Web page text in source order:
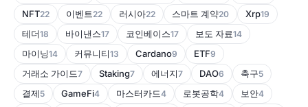
NFT22 이벤트 22 러시아22 스마트 계약20 Xrp19
테더18 바이낸스17 코인베이스17 보도 자료14
마이닝14 커뮤니티13 Cardano9 ETF9
거래소 가이드7 Staking7 에너지7 DAO6 축구5
결제 5 GameFi4 마스터카드4 로봇공학4 보안4